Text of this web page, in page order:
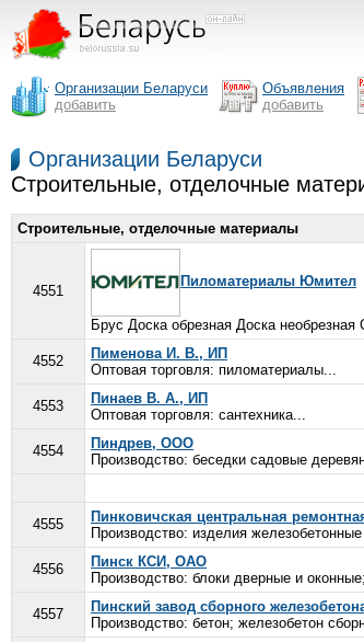
Организации Беларуси
добавить
Объявления
добавить
Организации Беларуси
Строительные, отделочные
Строительные, отделочные материалы
4551
Пиломатериалы Юмител
Брус Доска обрезная Доска
4552
Пименова И. В., ИП
Оптовая торговля: пиломатериалы...
4553
Пинаев В. А., ИП
Оптовая торговля: сантехника...
4554
Пиндрев, ООО
Производство: беседки садовые
4555
Пинковичская центральная
Производство: изделия
4556
Пинск КСИ, ОАО
Производство: блоки дверные и
4557
Пинский завод сборного
Производство: бетон; железобетон